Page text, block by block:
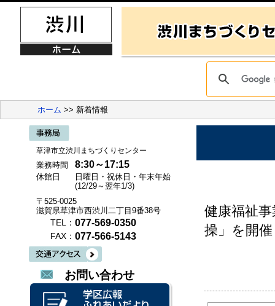
ホーム >> 新着情報
草津市立渋川まちづくりセンター
業務時間 8:30～17:15
休館日
日曜日・祝休日・年末年始
(12/29～翌年1/3)
〒525-0025
滋賀県草津市西渋川二丁目9番38号
TEL： 077-569-0350
FAX： 077-566-5143
お問い合わせ
健康福祉
操」を開